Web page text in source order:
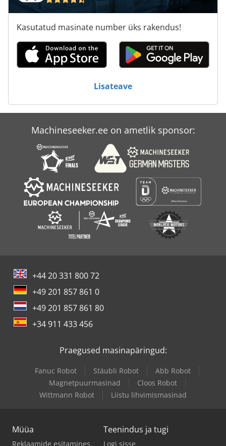
Tp 201
Tur 560
Kasutatud masinate number üks rakendus!
Lisateave
Machineseeker.ee on ametlik sponsor:
+44 20 331 800 72
+49 201 857 861 0
+49 201 857 861 80
+34 911 433 456
Praegused masinapäringud:
Fanuc Robot Stäubli Robot
Abb Robot
Magnetpuurmasinad
Cloos Robot
Wittmann Robot
Liistu lihvimismasinad
Müüa
Reklaamide esitamines
Teenindus ja tugi
Logi sisse